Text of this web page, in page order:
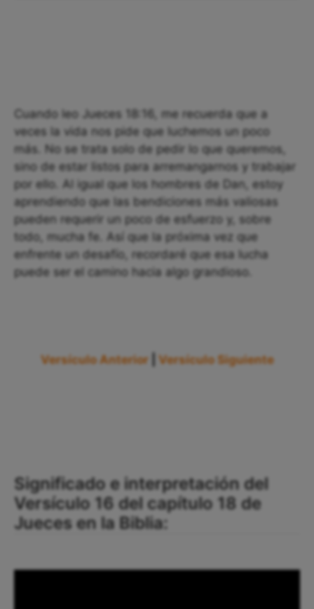
Cuando leo Jueces 18:16, me recuerda que a
veces la vida nos pide que luchemos un poco
más. No se trata solo de pedir lo que queremos,
sino de estar listos para arremangarnos y trabajar
por ello. Al igual que los hombres de Dan, estoy
aprendiendo que las bendiciones más valiosas
pueden requerir un poco de esfuerzo y, sobre
todo, mucha fe. Así que la próxima vez que
enfrente un desafío, recordaré que esa lucha
puede ser el camino hacia algo grandioso.
Versículo Anterior Versículo Siguiente
Significado e interpretación del
Versículo 16 del capítulo 18 de
Jueces en la Biblia: